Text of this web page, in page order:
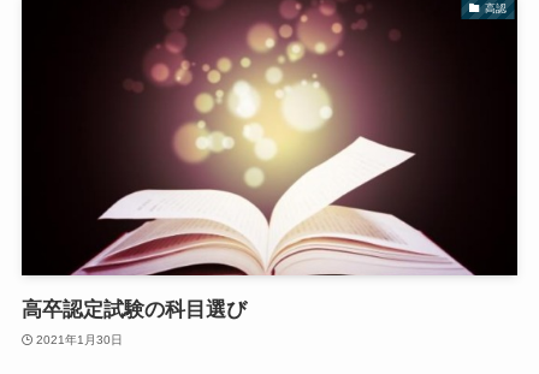
高認
高卒認定試験の科目選び
2021年1月30日